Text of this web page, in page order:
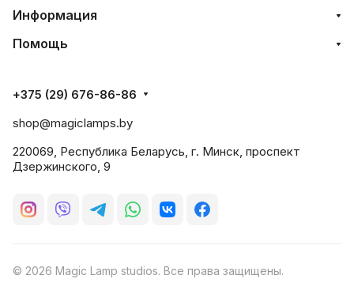
Информация
Помощь
+375 (29) 676-86-86
shop@magiclamps.by
220069, Республика Беларусь, г. Минск, проспект
Дзержинского, 9
© 2026 Magic Lamp studios. Все права защищены.